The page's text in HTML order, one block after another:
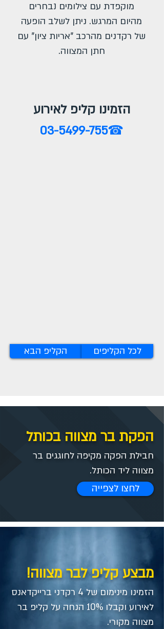
מוקפדת עם צילומים נבחרים
מהיום המרגש. ניתן לשלב הופעה
של רקדנים מהרכב "אריות ציון" עם
חתן המצווה.
הזמינו קליפ לאירוע
☎
03-5499-755
הקליפ הבא לכל הקליפים
הפקת בר מצווה בכותל
חבילת הפקה מקיפה לחוגגים בר
מצווה ליד הכותל.
לחצו לצפייה
מבצע קליפ לבר מצווה!
הזמינו מינימום של 4 רקדני ברייקדאנס
לאירוע וקבלו 10% הנחה על קליפ בר
מצווה מקורי.